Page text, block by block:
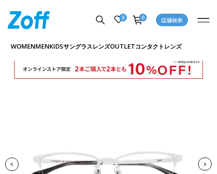
0 0 店舗検索
WOMENMENKIDSサングラスレンズOUTLETコンタクトレンズ
商品詳細ページへ